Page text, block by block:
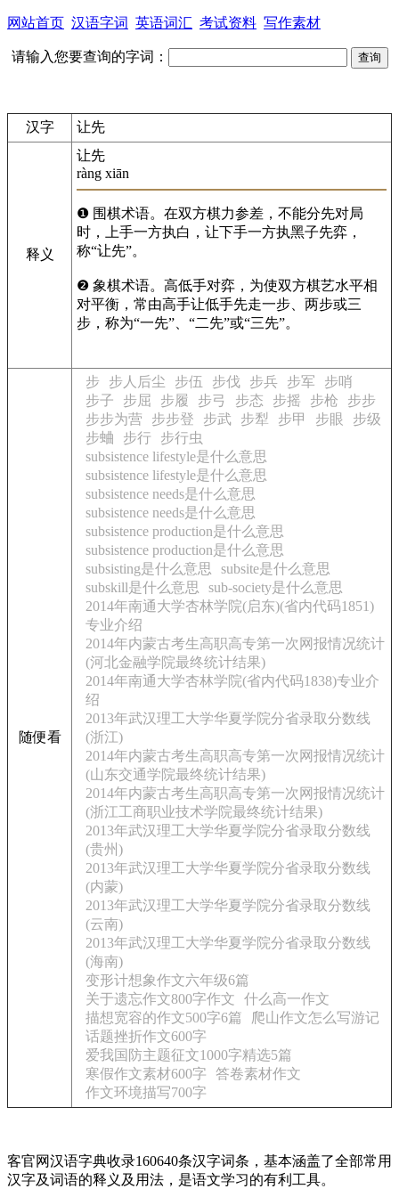
网站首页 汉语字词 英语词汇 考试资料 写作素材
请输入您要查询的字词：
汉字 让先
释义
让先
ràng xiān
❶ 围棋术语。在双方棋力参差，不能分先对局
时，上手一方执白，让下手一方执黑子先弈，
称“让先”。
❷ 象棋术语。高低手对弈，为使双方棋艺水平相
对平衡，常由高手让低手先走一步、两步或三
步，称为“一先”、“二先”或“三先”。
随便看
步 步人后尘 步伍 步伐 步兵 步军
步哨
步子
步屈 步履 步弓 步态 步摇 步枪
步步
步步为营
步步登 步武 步犁 步甲 步眼
步级
步蛐
步行
步行虫
subsistence lifestyle是什么意思
subsistence lifestyle是什么意思
subsistence needs是什么意思
subsistence needs是什么意思
subsistence production是什么意思
subsistence production是什么意思
subsisting是什么意思
subsite是什么意思
subskill是什么意思
sub-society是什么意思
2014年南通大学杏林学院(启东)(省内代码1851)
专业介绍
2014年内蒙古考生高职高专第一次网报情况统计
(河北金融学院最终统计结果)
2014年南通大学杏林学院(省内代码1838)专业介
绍
2013年武汉理工大学华夏学院分省录取分数线
(浙江)
2014年内蒙古考生高职高专第一次网报情况统计
(山东交通学院最终统计结果)
2014年内蒙古考生高职高专第一次网报情况统计
(浙江工商职业技术学院最终统计结果)
2013年武汉理工大学华夏学院分省录取分数线
(贵州)
2013年武汉理工大学华夏学院分省录取分数线
(内蒙)
2013年武汉理工大学华夏学院分省录取分数线
(云南)
2013年武汉理工大学华夏学院分省录取分数线
(海南)
变形计想象作文六年级6篇
关于遗忘作文800字作文
什么高一作文
描想宽容的作文500字6篇
爬山作文怎么写游记
话题挫折作文600字
爱我国防主题征文1000字精选5篇
寒假作文素材600字
答卷素材作文
作文环境描写700字
客官网汉语字典收录160640条汉字词条，基本涵盖了全部常用
汉字及词语的释义及用法，是语文学习的有利工具。